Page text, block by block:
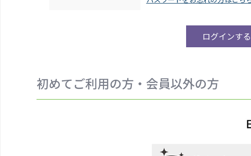
初めてご利用の方・会員以外の方